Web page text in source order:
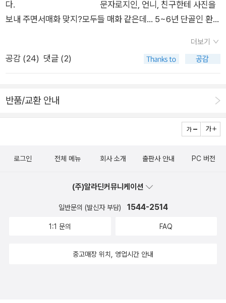
없이 죽어 없어지는 영웅이었다. 이게 영웅인가. 언어 감각이 정
확한 사람은 그걸 허깨비라고 부른다. 이병주의 『남로당』은 그 허
벌어지고 있다. 현실을 무시한 채 외부의 ‘지령’을 받아 사고하고
하는 모험주의로 몰락하는 무능한 혁명가로 묘사했다. 실제 박갑
동의 증언은 그 정도는 아니었다고 하는데 이병주의 판단인 듯 하
박헌영이야말로 조선공산당의 창시자요 전설적인 항일투쟁의 영
웅으로 묘사한다. 또 어떤 사람은 그가 남북한 사이에서 여운형과
함께 고군분투하다 숙청된 민족사 비극의 희생양이라고 한다.나
비가 착한 편이고 조조가 나쁜 편이라고 하는 식 밖에 안되는 느
낌.지금 당장 홍범도를 둘러싼 논란도 그렇다. 그는 독립전쟁을
벌인 장군인가, 독립군을 파멸시킨 빨갱이인가. 자유시 참변의 진
벌어진 여수순천 사건은 어떤가. 1987년에 나온 이 소설에서는
지침에 준해 독자적으로 벌인 일이라고 설명한다. 그러나 지금 대
한민국에는 여수순천 사건 특별법이 시행돼고 '4.3 진압에 반대
한 봉기'라고 주장하는 역사학자들도 많다.도대체, 누가 선이고
게 말한다.역사라는 건 그렇게 후손들이 자기 입맛에 따라 재단하
다. 문자로지인, 언니, 친구한테 사진을
보내 주면서매화 맞지?모두들 매화 같은데... 5~6년 단골인 환전
매화네홍매화인가????^^;;; 진주의 로맨스 소설. 적당껏 일신의
안위를 차리며 살다 죽으면 그뿐. 다만 이 지루한 생이, 부디 견디
기 버거울 만큼 길지는 않기를 갈망했다. 류타에게 삶이란 고작
지는. '만약 내가 후작 부인의 자리를 내준다면, 그렇다면 넌, 내가
원하는 걸 줄 수 있나?' 계집을 향한 이 맹독 같은 감정이 무엇인
지 류타는 알지 못했다. 하지만 한 가지 사실만큼은 분명했다. 그
죽일 것이다. 정체가 무엇이든, 이 계집은 철저히 이치카와 류타
호랑이를 놓아주는 것― 그것은 자유로운 지성의 탄생이라고 말
하고 있다. 호랑이를 놓아주는 것―그것은 자유로운 지성의 탄생
가 사슴을 데려와 호랑이에게 놔주자 사슴이 호랑이를 보고 벌벌
더보기
공감 (24) 댓글 (2)
반품/교환 안내
로그인 전체 메뉴 회사 소개 출판사 안내 PC 버전
(주)알라딘커뮤니케이션
일반문의 (발신자 부담) 1544-2514
1:1 문의 FAQ
중고매장 위치, 영업시간 안내